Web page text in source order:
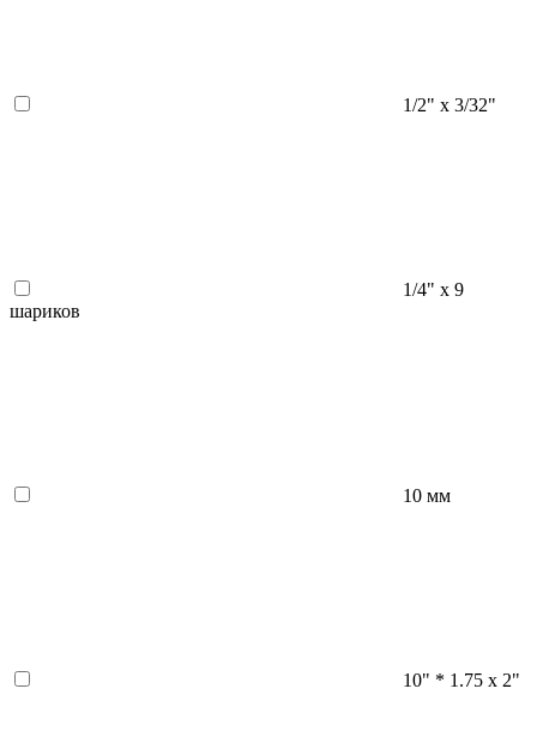
1/2" х 3/32"
1/4" х 9
шариков
10 мм
10" * 1.75 x 2"